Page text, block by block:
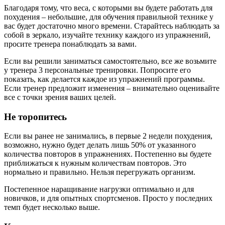
Благодаря тому, что веса, с которыми вы будете работать для
похудения – небольшие, для обучения правильной технике у
вас будет достаточно много времени. Старайтесь наблюдать за
собой в зеркало, изучайте технику каждого из упражнений,
просите тренера понаблюдать за вами.
Если вы решили заниматься самостоятельно, все же возьмите
у тренера 3 персональные тренировки. Попросите его
показать, как делается каждое из упражнений программы.
Если тренер предложит изменения – внимательно оценивайте
все с точки зрения ваших целей.
Не торопитесь
Если вы ранее не занимались, в первые 2 недели похудения,
возможно, нужно будет делать лишь 50% от указанного
количества повторов в упражнениях. Постепенно вы будете
приближаться к нужным количествам повторов. Это
нормально и правильно. Нельзя перегружать организм.
Постепенное наращивание нагрузки оптимально и для
новичков, и для опытных спортсменов. Просто у последних
темп будет несколько выше.